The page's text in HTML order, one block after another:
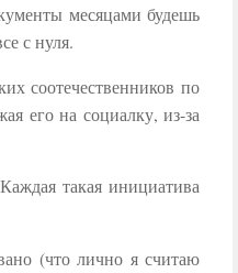
месяцами будешь
с нуля.
соотечественников по
его на социалку, из-за
такая инициатива
(что лично я считаю